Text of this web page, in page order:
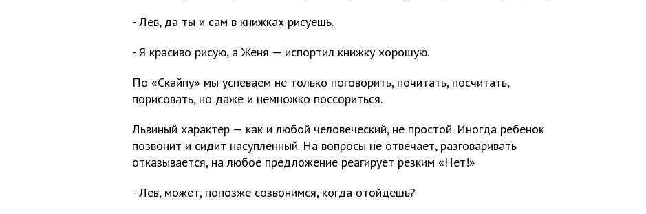
- Лев, да ты и сам в книжках рисуешь.
- Я красиво рисую, а Женя — испортил книжку хорошую.
По «Скайпу» мы успеваем не только поговорить, почитать, посчитать,
порисовать, но даже и немножко поссориться.
Львиный характер — как и любой человеческий, не простой. Иногда ребенок
позвонит и сидит насупленный. На вопросы не отвечает, разговаривать
отказывается, на любое предложение реагирует резким «Нет!»
- Лев, может, попозже созвонимся, когда отойдешь?